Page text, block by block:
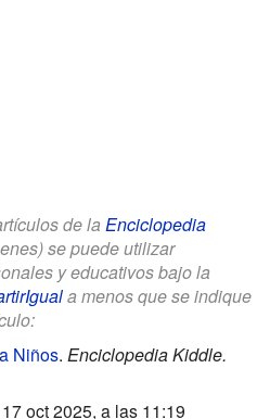
de la Enciclopedia
se puede utilizar
y educativos bajo la
a menos que se indique
Niños. Enciclopedia Kiddle.
oct 2025, a las 11:19